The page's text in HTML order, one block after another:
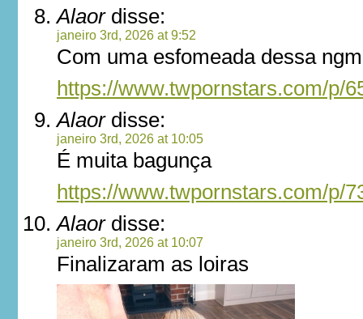
Alaordisse:
janeiro 3rd, 2026 at 9:52
Com uma esfomeada dessa
https://www.twpornstars.com/p/
Alaordisse:
janeiro 3rd, 2026 at 10:05
É muita bagunça
https://www.twpornstars.com/p/
Alaordisse:
janeiro 3rd, 2026 at 10:07
Finalizaram as loiras